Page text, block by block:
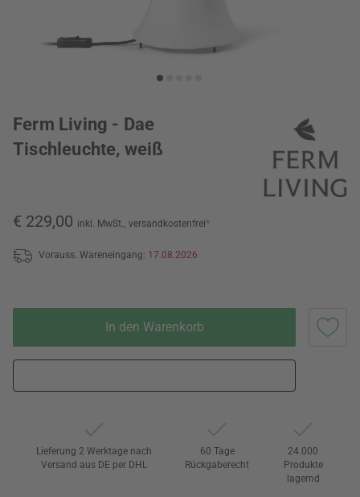
Ferm Living - Dae
Tischleuchte, weiß
€ 229,00 inkl. MwSt., versandkostenfrei*
Vorauss. Wareneingang: 17.08.2026
In den Warenkorb
Lieferung 2 Werktage nach
Versand aus DE per DHL
60 Tage
Rückgaberecht
24.000
Produkte
lagernd